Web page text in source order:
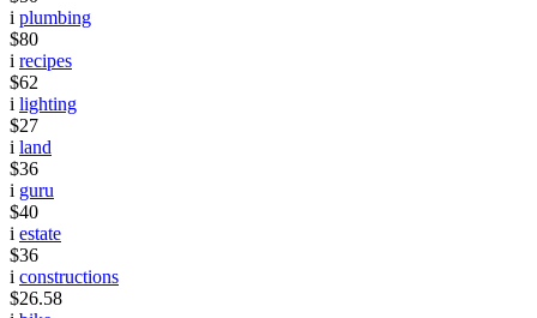
i plumbing
$80
i recipes
$62
i lighting
$27
i land
$36
i guru
$40
i estate
$36
i constructions
$26.58